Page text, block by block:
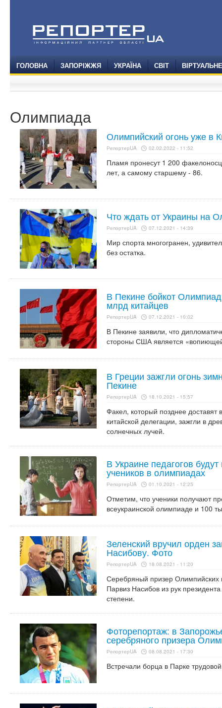
ГОЛОВНА ЗАПОРІЖЖЯ УКРАЇНА СВІТ
Олимпиада
Олимпийский огонь уже в
РепортерUA 02.02.2022 - 11:52
Пламя пронесут 1 200
лет, а самому старшему - 86.
Что ждать от Украины на
РепортерUA 07.12.2021 - 14:39
Мир спорта многогранен,
без остатка.
В Пекине бойкот
млрд китайцев
РепортерUA 07.12.2021 - 10:02
В Пекине заявили, что
стороны США является
В Греции зажгли огонь
Пекине
РепортерUA 18.10.2021 - 15:57
Факел, который позднее
китайской делегации, зажгли в
солнечных лучей.
В Украине педагогов
учеников в олимпиадах
РепортерUA 01.10.2021 - 12:25
Отметим, что ученики получают
всеукраинской олимпиаде и 100
Зеленский вручил орден
Насибову. Фото
РепортерUA 18.08.2021 - 11:20
Серебряный призер Олимпийских
Парвиз Насибов из рук президента
степени.
Фоторепортаж: в
серебряного призера
РепортерUA 08.08.2021 - 17:30
Встречали борца в Парке